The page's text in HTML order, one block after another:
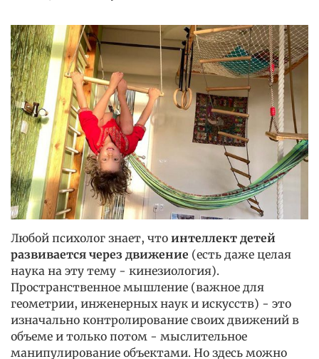
Любой психолог знает, что интеллект детей
развивается через движение (есть даже целая
наука на эту тему - кинезиология).
Пространственное мышление (важное для
геометрии, инженерных наук и искусств) - это
изначально контролирование своих движений в
объеме и только потом - мыслительное
манипулирование объектами. Но здесь можно